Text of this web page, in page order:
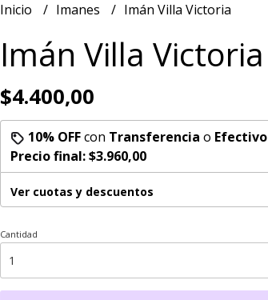
Inicio Imanes Imán Villa Victoria
Imán Villa Victoria
$4.400,00
10% OFFcon Transferencia o Efectivo
Precio final:$3.960,00
Ver cuotas y descuentos
Cantidad